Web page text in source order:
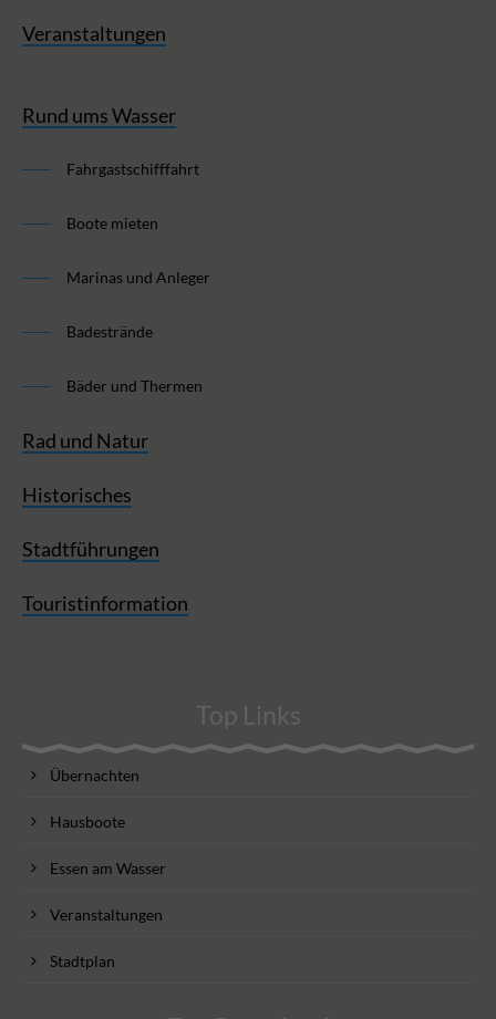
Veranstaltungen
Rund ums Wasser
Fahrgastschifffahrt
Boote mieten
Marinas und Anleger
Badestrände
Bäder und Thermen
Rad und Natur
Historisches
Stadtführungen
Touristinformation
Top Links
Übernachten
Hausboote
Essen am Wasser
Veranstaltungen
Stadtplan